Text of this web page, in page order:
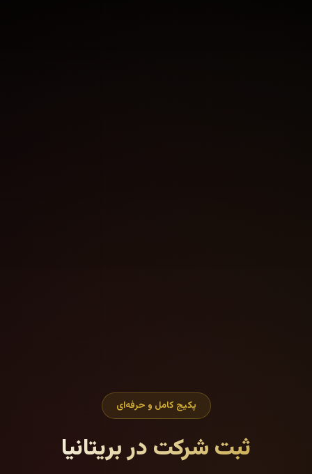
پکیج کامل و حرفه‌ای
ثبت شرکت در بریتانیا